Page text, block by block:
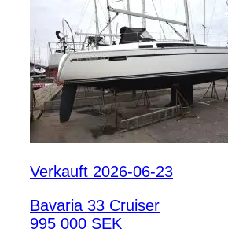
Verkauft 2026-06-23
Bavaria 33 Cruiser
995 000 SEK